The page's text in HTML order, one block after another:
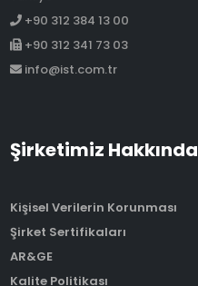
+90 312 384 13 00
+90 312 341 73 03
info@ist.com.tr
Şirketimiz Hakkında
Kişisel Verilerin Korunması
Şirket Sertifikaları
AR&GE
Kalite Politikası